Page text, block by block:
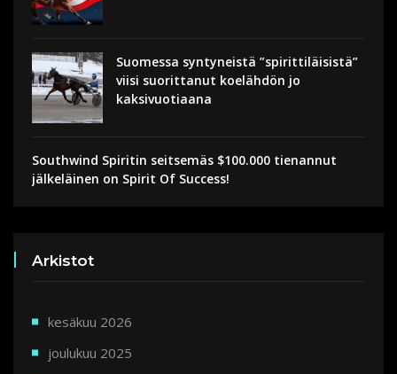
Suomessa syntyneistä ”spirittiläisistä”
viisi suorittanut koelähdön jo
kaksivuotiaana
Southwind Spiritin seitsemäs $100.000 tienannut
jälkeläinen on Spirit Of Success!
Arkistot
kesäkuu 2026
joulukuu 2025